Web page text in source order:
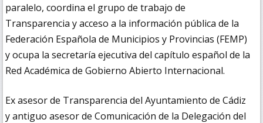
paralelo, coordina el grupo de trabajo de
Transparencia y acceso a la información pública de la
Federación Española de Municipios y Provincias (FEMP)
y ocupa la secretaría ejecutiva del capítulo español de la
Red Académica de Gobierno Abierto Internacional.
Ex asesor de Transparencia del Ayuntamiento de Cádiz
y antiguo asesor de Comunicación de la Delegación del